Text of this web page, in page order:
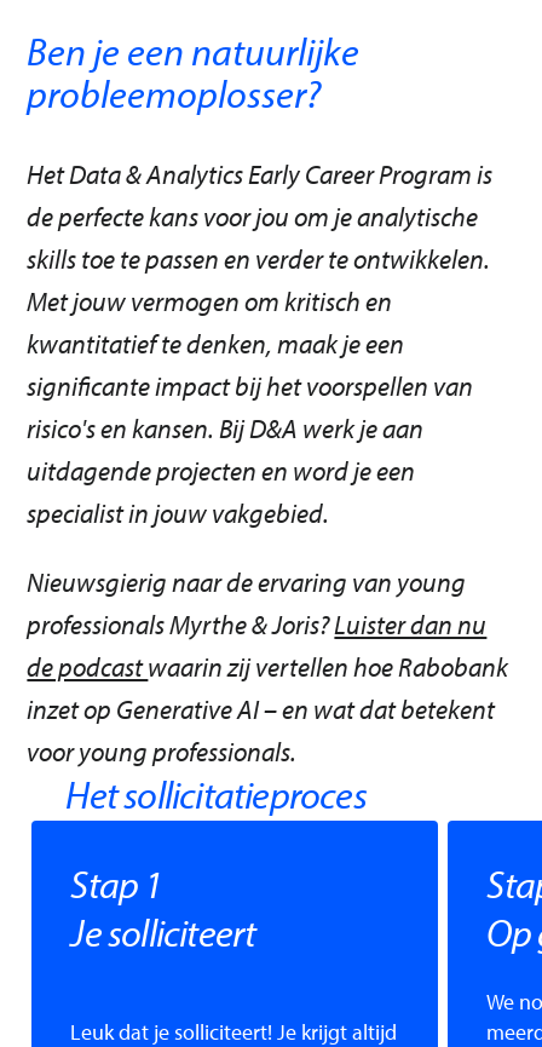
Ben je een natuurlijke
probleemoplosser?
Het Data & Analytics Early Career Program is
de perfecte kans voor jou om je analytische
skills toe te passen en verder te ontwikkelen.
Met jouw vermogen om kritisch en
kwantitatief te denken, maak je een
significante impact bij het voorspellen van
risico's en kansen. Bij D&A werk je aan
uitdagende projecten en word je een
specialist in jouw vakgebied.
Nieuwsgierig naar de ervaring van young
professionals Myrthe & Joris?Luister dan nu
de podcastwaarin zij vertellen hoe Rabobank
inzet op Generative AI – en wat dat betekent
voor young professionals.
Het sollicitatieproces
Stap 1
Je solliciteert
Leuk dat je solliciteert! Je krijgt altijd
Op
We